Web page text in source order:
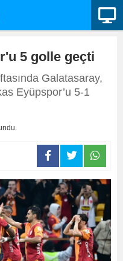
5 golle geçti
Galatasaray,
Eyüpspor’u 5-1